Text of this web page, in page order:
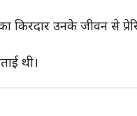
किरदार उनके जीवन से
थी।